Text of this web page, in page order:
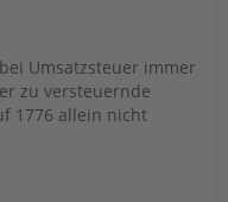
Umsatzsteuer immer
zu versteuernde
1776 allein nicht